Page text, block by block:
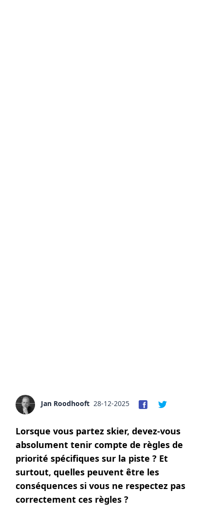
Jan Roodhooft 28-12-2025
Lorsque vous partez skier, devez-vous
absolument tenir compte de règles de
priorité spécifiques sur la piste ? Et
surtout, quelles peuvent être les
conséquences si vous ne respectez pas
correctement ces règles ?